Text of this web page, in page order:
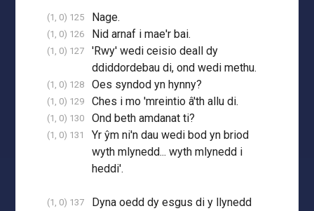
(1, 0) 125 Nage.
(1, 0) 126 Nid arnaf i mae'r bai.
(1, 0) 127
'Rwy' wedi ceisio deall dy
ddiddordebau di, ond wedi methu.
(1, 0) 128 Oes syndod yn hynny?
(1, 0) 129 Ches i mo 'mreintio â'th allu di.
(1, 0) 130 Ond beth amdanat ti?
(1, 0) 131
Yr ŷm ni'n dau wedi bod yn briod
wyth mlynedd... wyth mlynedd i
heddi'.
(1, 0) 137
Dyna oedd dy esgus di y llynedd